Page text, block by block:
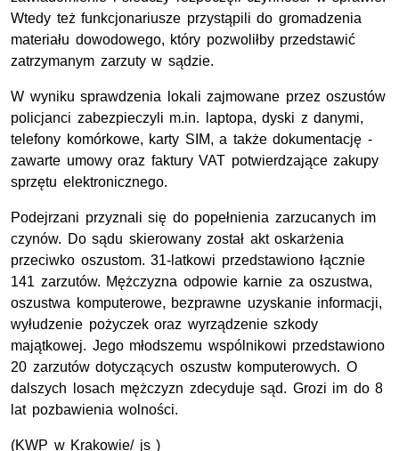
Wtedy też funkcjonariusze przystąpili do gromadzenia
materiału dowodowego, który pozwoliłby przedstawić
zatrzymanym zarzuty w sądzie.
W wyniku sprawdzenia lokali zajmowane przez oszustów
policjanci zabezpieczyli m.in. laptopa, dyski z danymi,
telefony komórkowe, karty SIM, a także dokumentację -
zawarte umowy oraz faktury VAT potwierdzające zakupy
sprzętu elektronicznego.
Podejrzani przyznali się do popełnienia zarzucanych im
czynów. Do sądu skierowany został akt oskarżenia
przeciwko oszustom. 31-latkowi przedstawiono łącznie
141 zarzutów. Mężczyzna odpowie karnie za oszustwa,
oszustwa komputerowe, bezprawne uzyskanie informacji,
wyłudzenie pożyczek oraz wyrządzenie szkody
majątkowej. Jego młodszemu wspólnikowi przedstawiono
20 zarzutów dotyczących oszustw komputerowych. O
dalszych losach mężczyzn zdecyduje sąd. Grozi im do 8
lat pozbawienia wolności.
(KWP w Krakowie/ js )